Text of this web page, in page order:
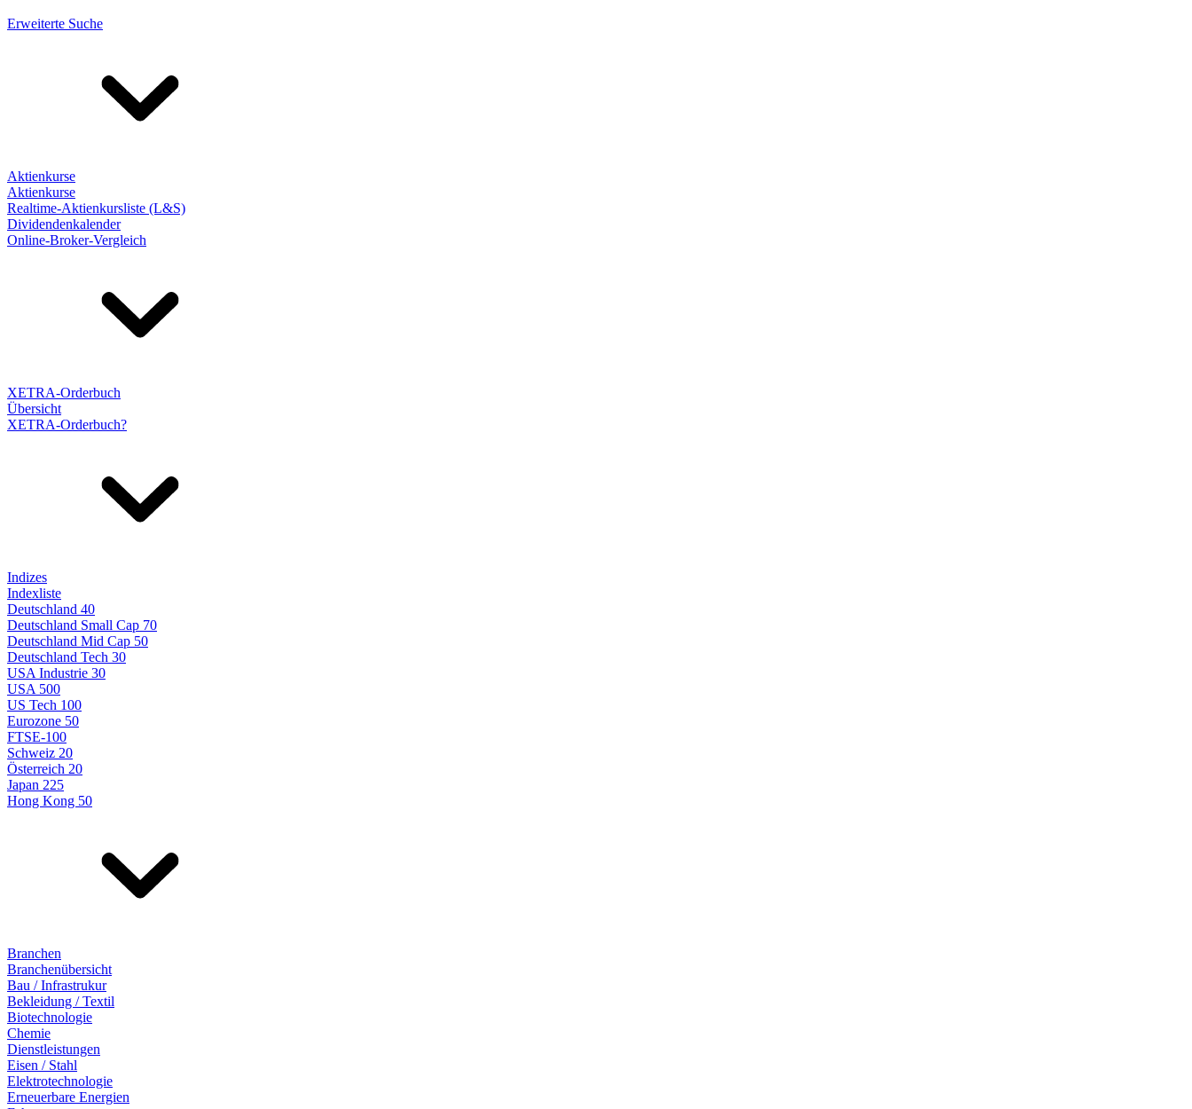
Erweiterte Suche
Aktienkurse
Aktienkurse
Realtime-Aktienkursliste (L&S)
Dividendenkalender
Online-Broker-Vergleich
XETRA-Orderbuch
Übersicht
XETRA-Orderbuch?
Indizes
Indexliste
Deutschland 40
Deutschland Small Cap 70
Deutschland Mid Cap 50
Deutschland Tech 30
USA Industrie 30
USA 500
US Tech 100
Eurozone 50
FTSE-100
Schweiz 20
Österreich 20
Japan 225
Hong Kong 50
Branchen
Branchenübersicht
Bau / Infrastrukur
Bekleidung / Textil
Biotechnologie
Chemie
Dienstleistungen
Eisen / Stahl
Elektrotechnologie
Erneuerbare Energien